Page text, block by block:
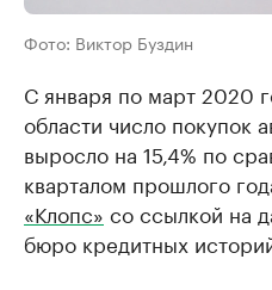
Фото: Виктор Буздин
С января по март 2020
области число покупок
выросло на 15,4% по
кварталом прошлого
«Клопс» со ссылкой на
бюро кредитных